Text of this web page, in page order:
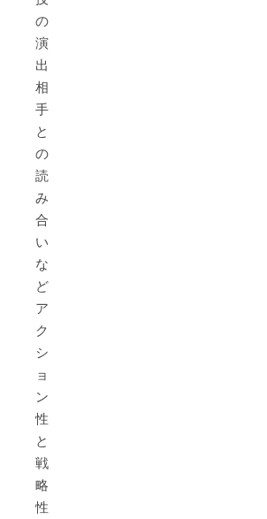
の
演
出、
相
手
と
の
読
み
合
い
な
ど、
ア
ク
シ
ョ
ン
性
と
戦
略
性